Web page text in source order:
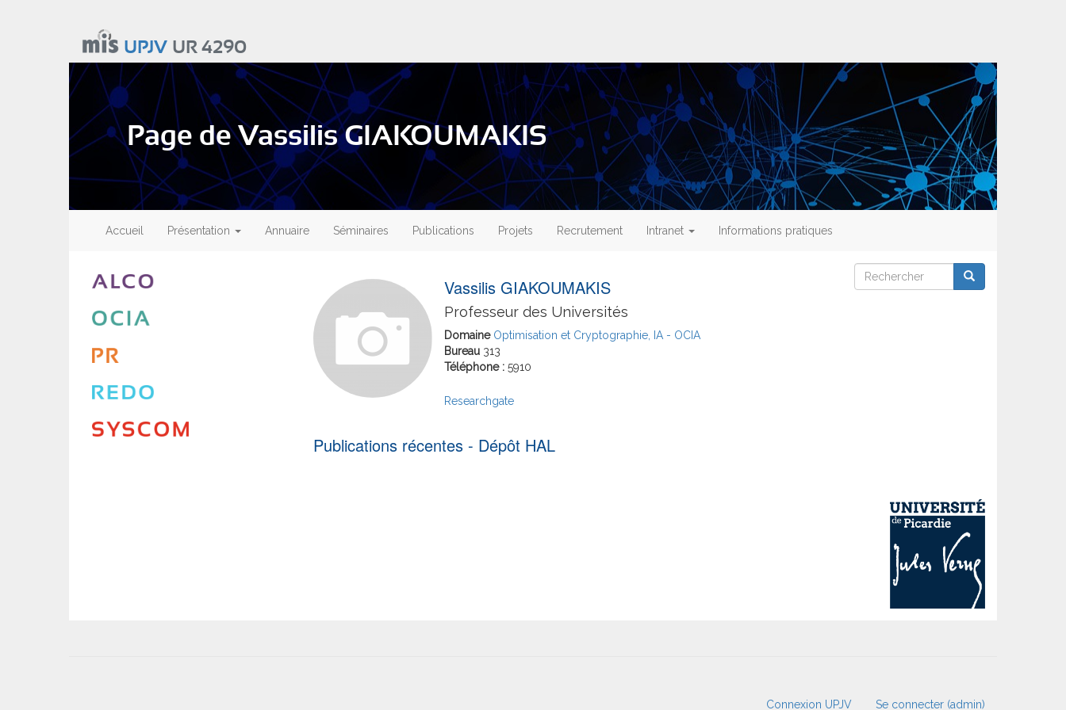
UPJVUR 4290
Page de Vassilis GIAKOUMAKIS
Main
navigation
Accueil Présentation Annuaire Séminaires Publications Projets Recrutement Intranet Informations pratiques
Vassilis GIAKOUMAKIS
Professeur des Universités
Domaine Optimisation et Cryptographie, IA - OCIA
Bureau 313
Téléphone : 5910
Researchgate
Publications récentes - Dépôt HAL
Rechercher
Rechercher Rechercher
Connexion UPJV Se connecter (admin)